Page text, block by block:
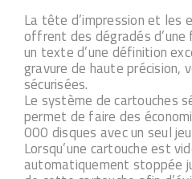
La tête d’impression et les
offrent des dégradés
un texte d’une définition
gravure de haute précision,
sécurisées.
Le système de cartouches
permet de faire des
000 disques avec un seul
Lorsqu’une cartouche est
automatiquement stoppée